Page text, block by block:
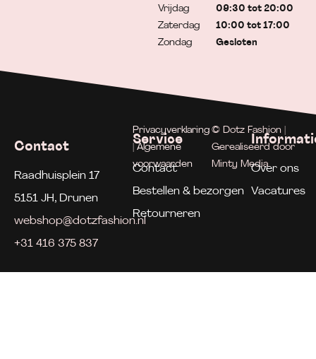
Vrijdag
Zaterdag
Zondag
09:30 tot 20:00
10:00 tot 17:00
Gesloten
Contact
Raadhuisplein 17
5151 JH, Drunen
webshop@dotzfashion.nl
+31 416 375 837
Service
Contact
Bestellen & bezorgen
Retourneren
Over ons
Vacatures
Privacyverklaring
| Algemene
voorwaarden
© Dotz Fashion |
Gerealiseerd door
Minty Media